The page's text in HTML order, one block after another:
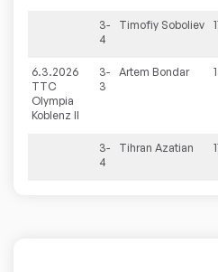
3-
4
Timofiy Soboliev
6.3.2026
TTC
Olympia
Koblenz II
3-
3
Artem Bondar
3-
4
Tihran Azatian